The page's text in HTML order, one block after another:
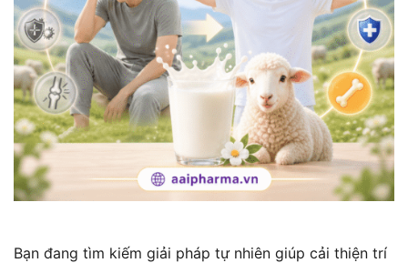
Bạn đang tìm kiếm giải pháp tự nhiên giúp cải thiện trí